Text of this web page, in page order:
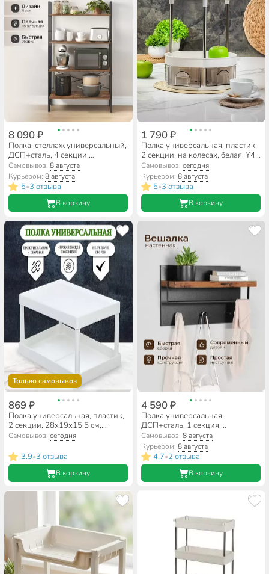
8 090 ₽
Полка-стеллаж универсальный,
ДСП+сталь, 4 секции,
80х34.5х137.5 см, Лофт,
LLS144B01
Самовывоз:8 августа
Курьером:8 августа
5•3 отзыва
В корзину
1 790 ₽
Полка универсальная, пластик,
2 секции, на колесах, белая, Y4-
8622
Самовывоз: сегодня
Курьером: 8 августа
5•3 отзыва
В корзину
Только самовывоз
869 ₽
Полка универсальная, пластик,
2 секции, 28х19х15.5 см,
двухуровневая, белая, Y4-7244
Самовывоз:сегодня
3.9•3 отзыва
В корзину
4 590 ₽
Полка универсальная,
ДСП+сталь, 1 секция,
60х21.5х40 см, коричнево-
черная, Лофт, LWS031B01
Самовывоз: 8 августа
Курьером: 8 августа
4.7•2 отзыва
В корзину